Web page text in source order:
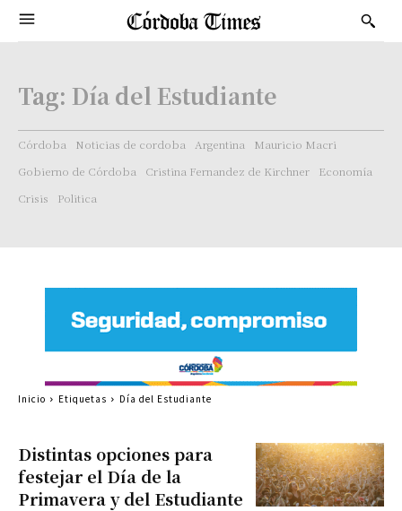
Tag: Día del Estudiante
Córdoba Noticias de cordoba Argentina
Mauricio Macri
Gobierno de Córdoba
Cristina Fernandez de Kirchner
Economía
Crisis
Politica
Distintas opciones para
festejar el Día de la
Primavera y del Estudiante
Inicio Etiquetas Día del Estudiante